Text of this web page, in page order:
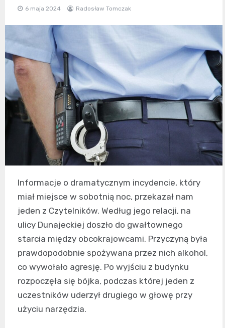
6 maja 2024 Radosław Tomczak
Informacje o dramatycznym incydencie, który
miał miejsce w sobotnią noc, przekazał nam
jeden z Czytelników. Według jego relacji, na
ulicy Dunajeckiej doszło do gwałtownego
starcia między obcokrajowcami. Przyczyną była
prawdopodobnie spożywana przez nich alkohol,
co wywołało agresję. Po wyjściu z budynku
rozpoczęła się bójka, podczas której jeden z
uczestników uderzył drugiego w głowę przy
użyciu narzędzia.